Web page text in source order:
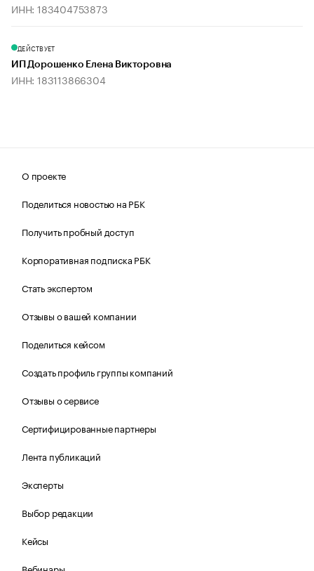
ИНН: 183404753873
ДЕЙСТВУЕТ
ИП Дорошенко Елена Викторовна
ИНН: 183113866304
О проекте
Поделиться новостью на РБК
Получить пробный доступ
Корпоративная подписка РБК
Стать экспертом
Отзывы о вашей компании
Поделиться кейсом
Создать профиль группы компаний
Отзывы о сервисе
Сертифицированные партнеры
Лента публикаций
Эксперты
Выбор редакции
Кейсы